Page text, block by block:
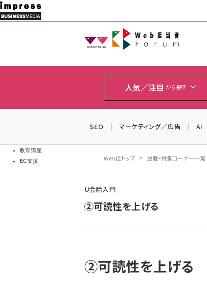
メ
イ
教育講座
EC支援
Web担
人気／注目 から探す
SEO マーケティング／広告 AI
ン
く
ず
Web担トップ 連載・特集コーナー一覧
U会話入門
②可読性を上げる
②可読性を上げる